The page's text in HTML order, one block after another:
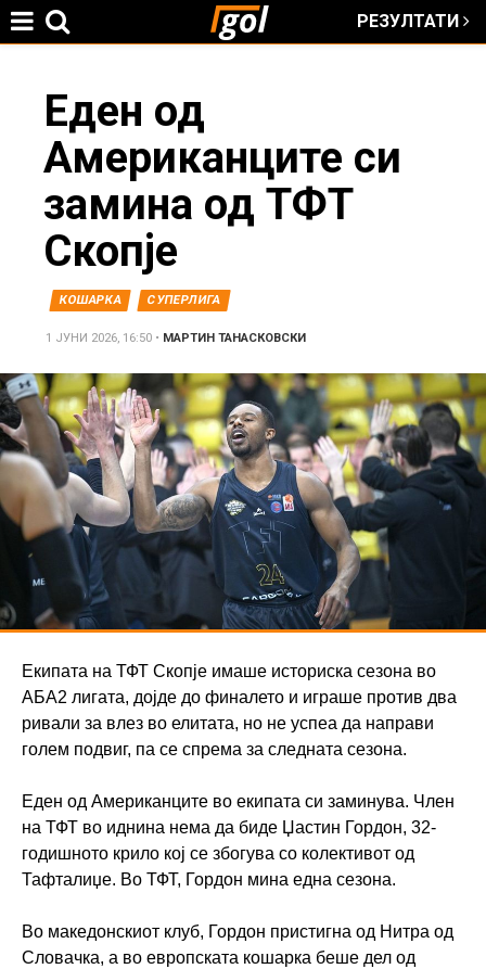
РЕЗУЛТАТИ
here
Еден од
Американците си
замина од ТФТ
Скопје
КОШАРКА СУПЕРЛИГА
1 ЈУНИ 2026, 16:50 • МАРТИН ТАНАСКОВСКИ
Екипата на ТФТ Скопје имаше историска сезона во
АБА2 лигата, дојде до финалето и играше против два
ривали за влез во елитата, но не успеа да направи
голем подвиг, па се спрема за следната сезона.
Еден од Американците во екипата си заминува. Член
на ТФТ во иднина нема да биде Џастин Гордон, 32-
годишното крило кој се збогува со колективот од
Тафталиџе. Во ТФТ, Гордон мина една сезона.
Во македонскиот клуб, Гордон пристигна од Нитра од
Словачка, а во европската кошарка беше дел од